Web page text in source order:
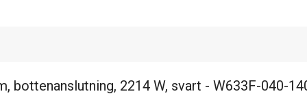
bottenanslutning, 2214 W, svart - W633F-040-